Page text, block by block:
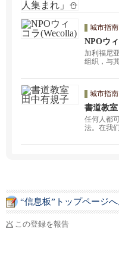
城市指南
NPOウ
加利福尼
组织，与
城市指南
書道教
任何人都
法。在我
“信息板”トップページへ
この登録を報告